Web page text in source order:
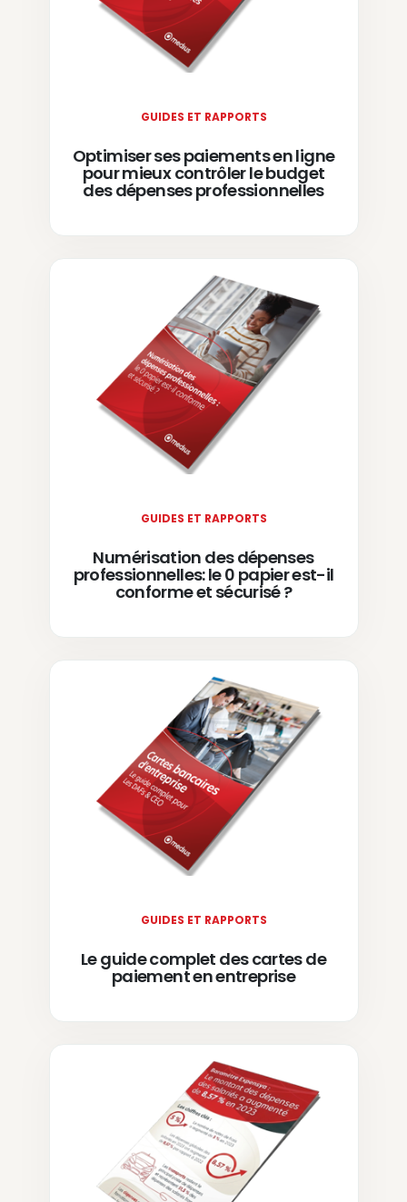
GUIDES ET RAPPORTS
Optimiser ses paiements en ligne
pour mieux contrôler le budget
des dépenses professionnelles
GUIDES ET RAPPORTS
Numérisation des dépenses
professionnelles: le 0 papier est-il
conforme et sécurisé ?
GUIDES ET RAPPORTS
Le guide complet des cartes de
paiement en entreprise